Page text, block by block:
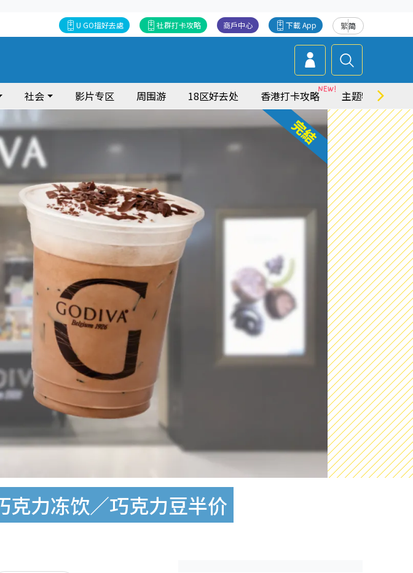
繁简
下載 App
商戶中心
社群打卡攻略
U GO搵好去處
社会 影片专区 周围游 18区好去处 香港打卡攻略 主题特集
克力冻饮／巧克力豆半价